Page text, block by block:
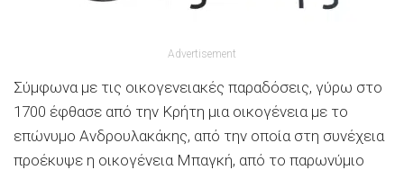
Advertisement
Σύμφωνα με τις οικογενειακές παραδόσεις, γύρω στο
1700 έφθασε από την Κρήτη μια οικογένεια με το
επώνυμο Ανδρουλακάκης, από την οποία στη συνέχεια
προέκυψε η οικογένεια Μπαγκή, από το παρωνύμιο